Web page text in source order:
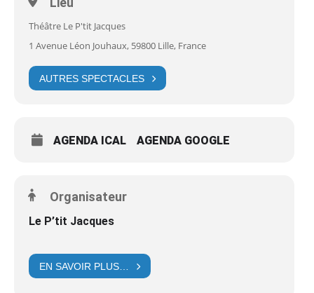
Théâtre Le P'tit Jacques
1 Avenue Léon Jouhaux, 59800 Lille, France
AUTRES SPECTACLES
AGENDA ICAL AGENDA GOOGLE
Organisateur
Le P’tit Jacques
EN SAVOIR PLUS…